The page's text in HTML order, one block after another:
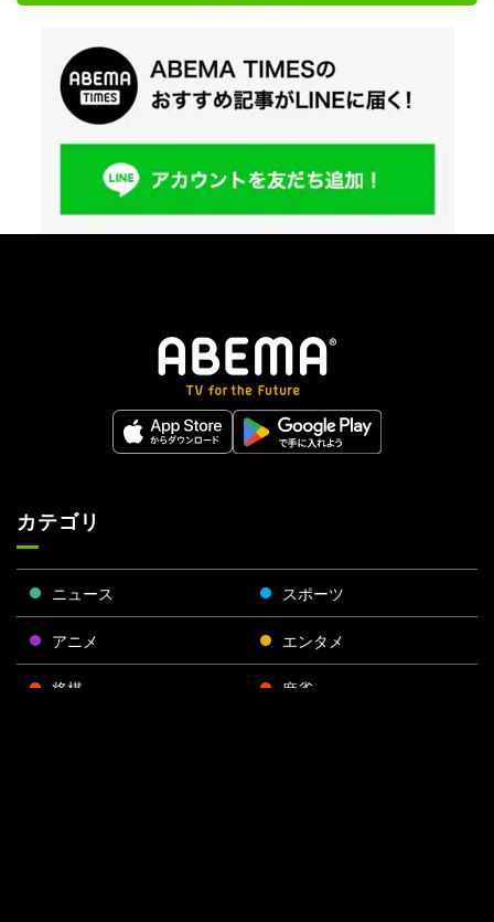
カテゴリ
ニュース スポーツ
アニメ エンタメ
将棋 麻雀